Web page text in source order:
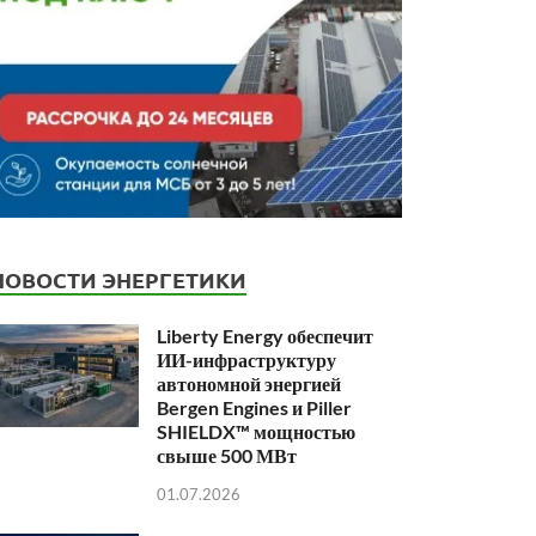
ЭНЕРГЕТИКИ
Liberty Energy обеспечит
ИИ-инфраструктуру
автономной энергией
Bergen Engines и Piller
SHIELDX™ мощностью
свыше 500 МВт
01.07.2026